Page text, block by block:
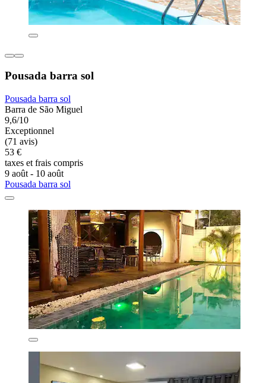
Pousada barra sol
Pousada barra sol
Barra de São Miguel
9,6/10
Exceptionnel
(71 avis)
53 €
taxes et frais compris
9 août - 10 août
Pousada barra sol